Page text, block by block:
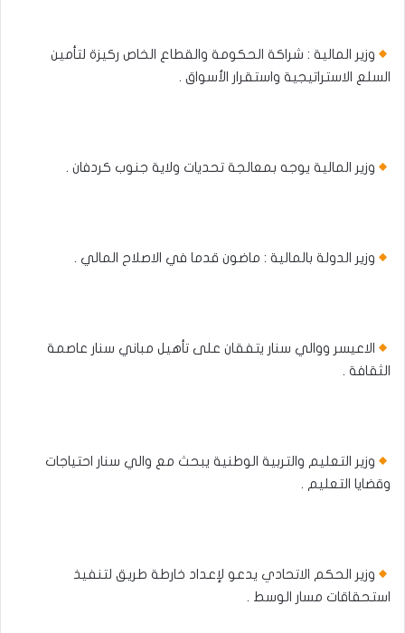
وزير المالية : شراكة الحكومة والقطاع الخاص ركيزة لتأمين
السلع الاستراتيجية واستقرار الأسواق .
وزير المالية يوجه بمعالجة تحديات ولاية جنوب كردفان .
وزير الدولة بالمالية : ماضون قدما في الاصلاح المالي .
الاعيسر ووالي سنار يتفقان على تأهيل مباني سنار عاصمة
الثقافة .
وزير التعليم والتربية الوطنية يبحث مع والي سنار احتياجات
وقضايا التعليم .
وزير الحكم الاتحادي يدعو لإعداد خارطة طريق لتنفيذ
استحقاقات مسار الوسط .